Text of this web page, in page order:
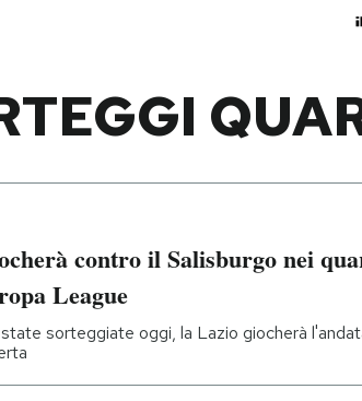
contro il Salisburgo nei
League
sorteggiate oggi, la Lazio giocherà